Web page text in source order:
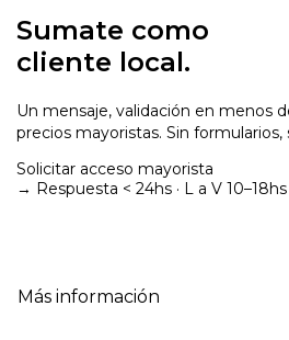
Sumate como
cliente local.
Un mensaje, validación en menos
precios mayoristas. Sin formularios,
Solicitar acceso mayorista
→ Respuesta < 24hs · L a V 10–18hs
Más información